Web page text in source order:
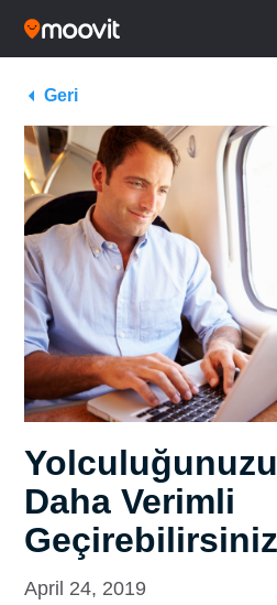
Geri
Yolculuğunuzu
Daha Verimli
April 24, 2019